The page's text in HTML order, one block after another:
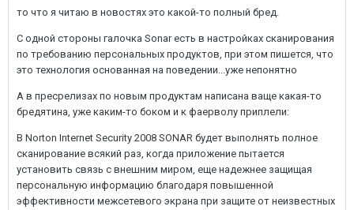
то что я читаю в новостях это какой-то полный бред.
С одной стороны галочка Sonar есть в настройках сканирования
по требованию персональных продуктов, при этом пишется, что
это технология основанная на поведении...уже непонятно
А в пресрелизах по новым продуктам написана ваще какая-то
бредятина, уже каким-то боком и к фаерволу приплели:
В Norton Internet Security 2008 SONAR будет выполнять полное
сканирование всякий раз, когда приложение пытается
установить связь с внешним миром, еще надежнее защищая
персональную информацию благодаря повышенной
эффективности межсетевого экрана при защите от неизвестных